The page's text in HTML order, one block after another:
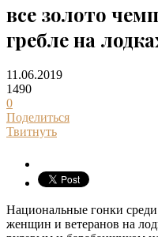
все золото
гребле на
11.06.2019
1490
0
Поделиться
Твитнуть
Национальные гонки
женщин и ветеранов на